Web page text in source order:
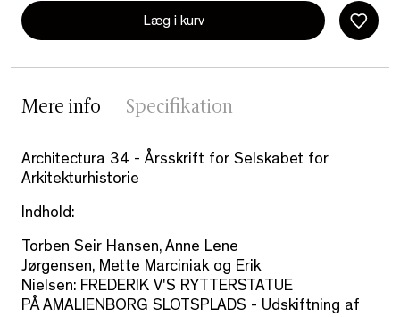
Læg i kurv
Mere info Specifikation
Architectura 34 - Årsskrift for Selskabet for
Arkitekturhistorie
Indhold:
Torben Seir Hansen, Anne Lene
Jørgensen, Mette Marciniakog Erik
Nielsen: FREDERIK V'S RYTTERSTATUE
PÅ AMALIENBORG SLOTSPLADS - Udskiftning af